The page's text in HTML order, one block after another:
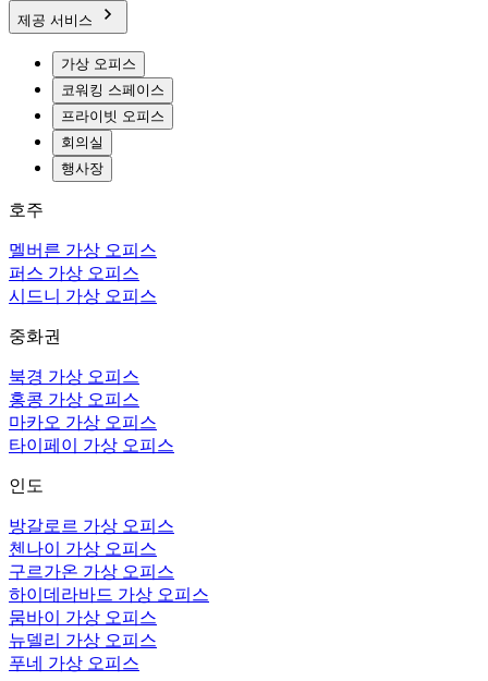
제공 서비스
가상 오피스
코워킹 스페이스
프라이빗 오피스
회의실
행사장
호주
멜버른 가상 오피스
퍼스 가상 오피스
시드니 가상 오피스
중화권
북경 가상 오피스
홍콩 가상 오피스
마카오 가상 오피스
타이페이 가상 오피스
인도
방갈로르 가상 오피스
첸나이 가상 오피스
구르가온 가상 오피스
하이데라바드 가상 오피스
뭄바이 가상 오피스
뉴델리 가상 오피스
푸네 가상 오피스